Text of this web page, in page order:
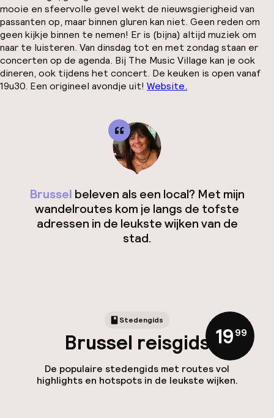
mooie en sfeervolle gevel wekt de nieuwsgierigheid van
passanten op, maar binnen gluren kan niet. Geen reden om
geen kijkje binnen te nemen! Er is (bijna) altijd muziek om
naar te luisteren. Van dinsdag tot en met zondag staan er
concerten op de agenda. Bij The Music Village kan je ook
dineren, ook tijdens het concert. De keuken is open vanaf
19u30. Een origineel avondje uit! Website.
Brussel beleven als een local? Met mijn
wandelroutes kom je langs de tofste
adressen in de leukste wijken van de
stad.
Stedengids
Brussel reisgids
De populaire stedengids met routes vol
highlights en hotspots in de leukste wijken.
19,99